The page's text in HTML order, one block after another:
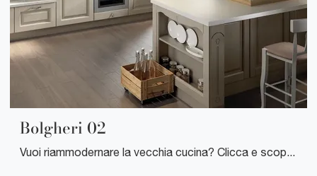
Bolgheri 02
Vuoi riammodernare la vecchia cucina? Clicca e scopri una ricca gamma di soluzioni classiche con penisola: Bolgheri 02 ti sta aspettando!